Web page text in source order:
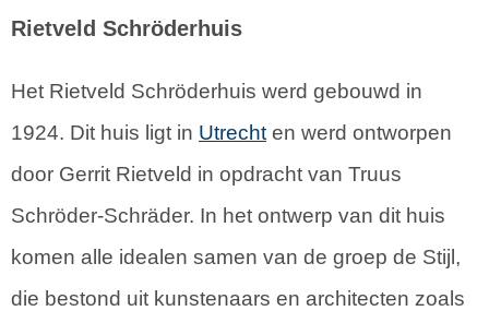
Rietveld Schröderhuis
Het Rietveld Schröderhuis werd gebouwd in
1924. Dit huis ligt in Utrecht en werd ontworpen
door Gerrit Rietveld in opdracht van Truus
Schröder-Schräder. In het ontwerp van dit huis
komen alle idealen samen van de groep de Stijl,
die bestond uit kunstenaars en architecten zoals